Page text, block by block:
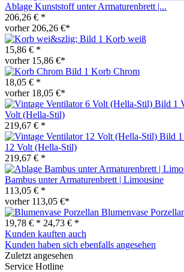
Ablage Kunststoff unter Armaturenbrett |...
206,26 € *
vorher 206,26 €*
Korb weiß
15,86 € *
vorher 15,86 €*
Korb Chrom
18,05 € *
vorher 18,05 €*
Volt (Hella-Stil)
219,67 € *
12 Volt (Hella-Stil)
219,67 € *
Bambus unter Armaturenbrett | Limousine
113,05 € *
vorher 113,05 €*
Blumenvase
19,78 € * 24,73 € *
Kunden kauften auch
Kunden haben sich ebenfalls angesehen
Zuletzt angesehen
Service Hotline